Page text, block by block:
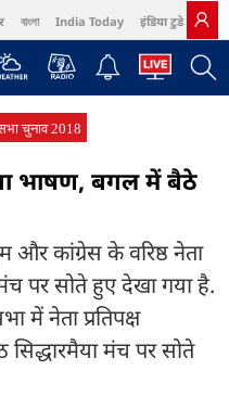
বাংলা India Today इंडिया टुडे हिंदी
Harper's Bazaar Northeast
चुनाव 2018
भाषण, बगल में बैठे
और कांग्रेस के वरिष्ठ नेता
पर सोते हुए देखा गया है.
में नेता प्रतिपक्ष
मंच पर सोते